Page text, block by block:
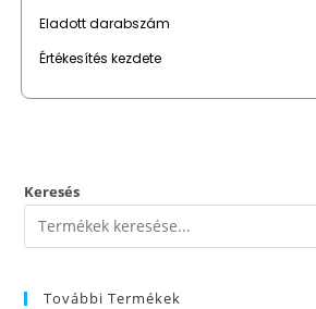
Eladott darabszám
Értékesítés kezdete
Keresés
További Termékek